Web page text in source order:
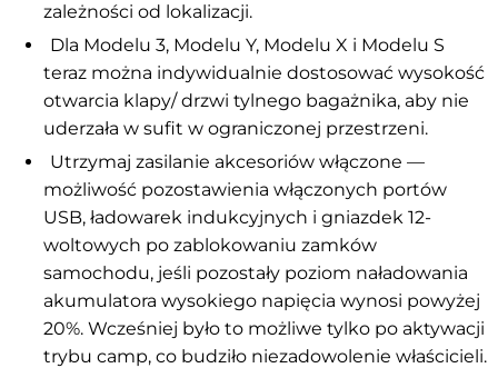
zależności od lokalizacji.
Dla Modelu 3, Modelu Y, Modelu X i Modelu S
teraz można indywidualnie dostosować wysokość
otwarcia klapy/ drzwi tylnego bagażnika, aby nie
uderzała w sufit w ograniczonej przestrzeni.
Utrzymaj zasilanie akcesoriów włączone —
możliwość pozostawienia włączonych portów
USB, ładowarek indukcyjnych i gniazdek 12-
woltowych po zablokowaniu zamków
samochodu, jeśli pozostały poziom naładowania
akumulatora wysokiego napięcia wynosi powyżej
20%. Wcześniej było to możliwe tylko po aktywacji
trybu camp, co budziło niezadowolenie właścicieli.